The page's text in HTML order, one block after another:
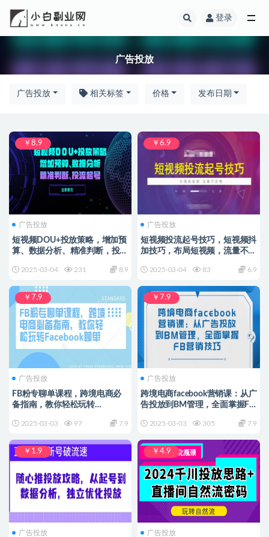
登录
广告投放
广告投放 相关标签 价格 发布日期
￥8.9
广告投放
短视频DOU+投放策略，增加预
算、数据分析、精准判断，投流
2025-03-04 231 8.9
￥6.9
广告投放
短视频投流起号技巧，短视频抖
加技巧，布局短视频，流量不会
2025-03-04 83 6.9
￥7.9
广告投放
FB粉专聊单课程，跨境电商必
备指南，教你轻松玩转
2025-03-03 97 7.9
￥7.9
广告投放
跨境电商facebook营销课：从广
告投放到BM管理，全面掌握FB
2025-03-03 305 7.9
￥1.9
广告投放
￥4.9
广告投放